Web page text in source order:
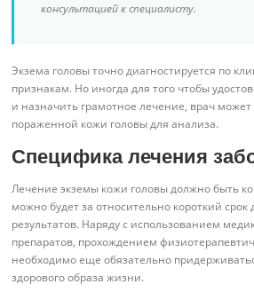
консультацией к специалисту.
Экзема головы точно диагностируется по
признакам. Но иногда для того чтобы
и назначить грамотное лечение, врач может
пораженной кожи головы для анализа.
Специфика лечения
Лечение экземы кожи головы должно быть
можно будет за относительно короткий
результатов. Наряду с использованием
препаратов, прохождением
необходимо еще обязательно
здорового образа жизни.